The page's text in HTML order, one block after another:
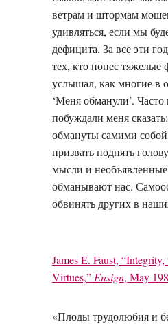
ветрам и штормам
удивляться, если мы
дефицита. За все эти
тех, кто понес тяжелые
услышал, как многие в
‘Меня обманули’.
побуждали меня
обмануты самими
призвать поднять
мысли и
обманывают нас.
обвинять других в
James E. Faust,
Virtues,” Ensign, May
«Плоды трудолюбия и